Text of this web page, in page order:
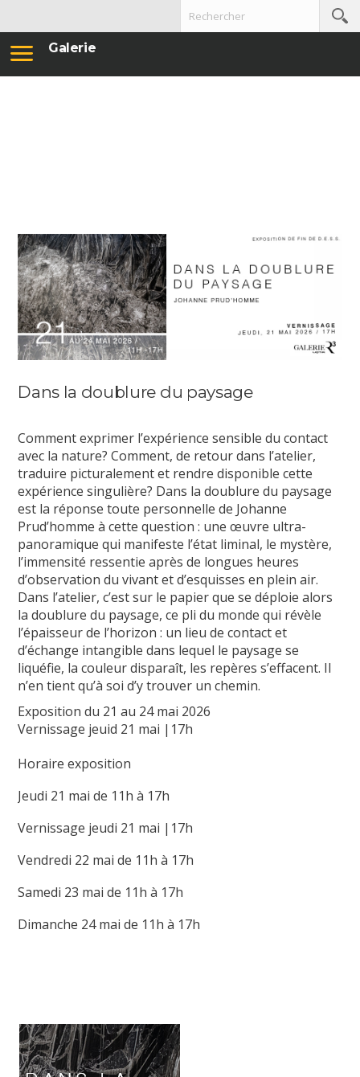
Galerie
Dans la doublure du paysage
Comment exprimer l’expérience sensible du contact
avec la nature? Comment, de retour dans l’atelier,
traduire picturalement et rendre disponible cette
expérience singulière? Dans la doublure du paysage
est la réponse toute personnelle de Johanne
Prud’homme à cette question : une œuvre ultra-
panoramique qui manifeste l’état liminal, le mystère,
l’immensité ressentie après de longues heures
d’observation du vivant et d’esquisses en plein air.
Dans l’atelier, c’est sur le papier que se déploie alors
la doublure du paysage, ce pli du monde qui révèle
l’épaisseur de l’horizon : un lieu de contact et
d’échange intangible dans lequel le paysage se
liquéfie, la couleur disparaît, les repères s’effacent. Il
n’en tient qu’à soi d’y trouver un chemin.
Exposition du 21 au 24 mai 2026
Vernissage jeuid 21 mai |17h
Horaire exposition
Jeudi 21 mai de 11h à 17h
Vernissage jeudi 21 mai |17h
Vendredi 22 mai de 11h à 17h
Samedi 23 mai de 11h à 17h
Dimanche 24 mai de 11h à 17h